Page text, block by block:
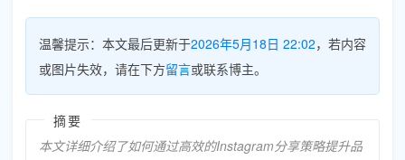
温馨提示：本文最后更新于2026年5月18日 22:02，若内容
或图片失效，请在下方留言或联系博主。
摘要
本文详细介绍了如何通过高效的Instagram分享策略提升品